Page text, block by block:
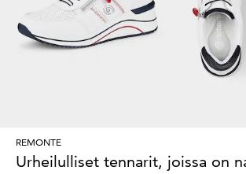
REMONTE
Urheilulliset tennarit, joissa on